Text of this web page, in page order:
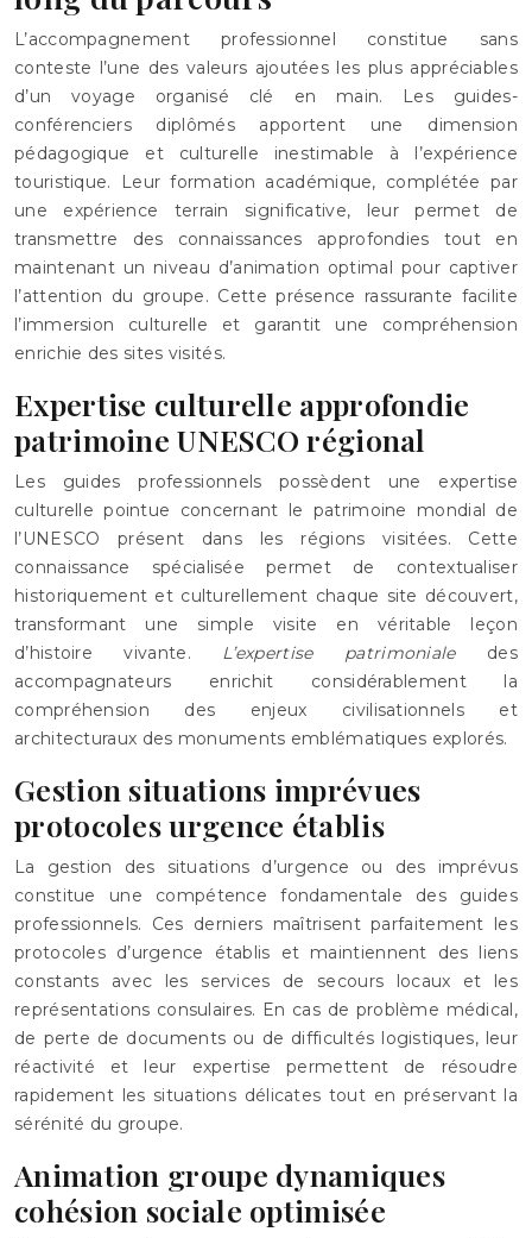
L’accompagnement professionnel constitue sans
conteste l’une des valeurs ajoutées les plus appréciables
d’un voyage organisé clé en main. Les guides-
conférenciers diplômés apportent une dimension
pédagogique et culturelle inestimable à l’expérience
touristique. Leur formation académique, complétée par
une expérience terrain significative, leur permet de
transmettre des connaissances approfondies tout en
maintenant un niveau d’animation optimal pour captiver
l’attention du groupe. Cette présence rassurante facilite
l’immersion culturelle et garantit une compréhension
enrichie des sites visités.
Expertise culturelle approfondie
patrimoine UNESCO régional
Les guides professionnels possèdent une expertise
culturelle pointue concernant le patrimoine mondial de
l’UNESCO présent dans les régions visitées. Cette
connaissance spécialisée permet de contextualiser
historiquement et culturellement chaque site découvert,
transformant une simple visite en véritable leçon
d’histoire vivante. L’expertise patrimoniale des
accompagnateurs enrichit considérablement la
compréhension des enjeux civilisationnels et
architecturaux des monuments emblématiques explorés.
Gestion situations imprévues
protocoles urgence établis
La gestion des situations d’urgence ou des imprévus
constitue une compétence fondamentale des guides
professionnels. Ces derniers maîtrisent parfaitement les
protocoles d’urgence établis et maintiennent des liens
constants avec les services de secours locaux et les
représentations consulaires. En cas de problème médical,
de perte de documents ou de difficultés logistiques, leur
réactivité et leur expertise permettent de résoudre
rapidement les situations délicates tout en préservant la
sérénité du groupe.
Animation groupe dynamiques
cohésion sociale optimisée